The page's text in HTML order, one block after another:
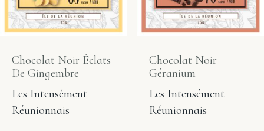
Chocolat Noir Éclats
De Gingembre
Les Intensément
Réunionnais
Chocolat Noir
Géranium
Les Intensément
Réunionnais